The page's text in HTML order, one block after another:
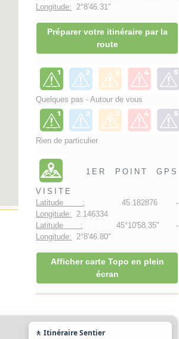
Longitude: 2°8'46.31"
Préparer votre itinéraire par la
route
Quelques pas - Autour de vous
Rien de particulier
1ER POINT GPS
VISITE
Latitude : 45.182876 -
Longitude: 2.146334
Latitude : 45°10'58.35" -
Longitude: 2°8'46.80"
Afficher carte Topo en plein
écran
🚶 Itinéraire Sentier